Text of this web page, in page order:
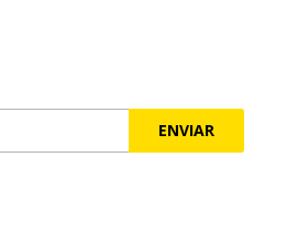
ENVIAR